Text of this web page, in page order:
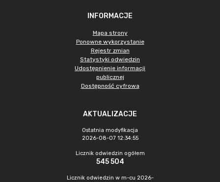
INFORMACJE
Mapa strony
Ponowne wykorzystanie
Rejestr zmian
Statystyki odwiedzin
Udostępnienie informacji
publicznej
Dostępność cyfrowa
AKTUALIZACJE
Ostatnia modyfikacja
2026-08-07 12:34:55
Licznik odwiedzin ogółem
545 504
Licznik odwiedzin w m-cu 2026-